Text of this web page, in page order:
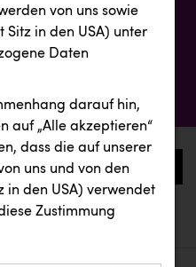
0
von uns sowie
in den USA) unter
Daten
darauf hin,
auf „Alle akzeptieren“
dass die auf unserer
uns und von den
in den USA) verwendet
Zustimmung